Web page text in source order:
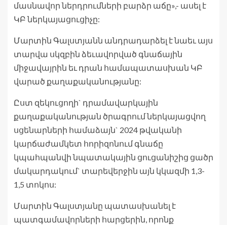
մասնավոր ներդրումների բարձր աճը»,- ասել է
ԿԲ ներկայացուցիչը:
Մարտին Գալստյանն անդրադարձել է նաեւ այս
տարվա սկզբին ձեւավորված գնաճային
միջավայրին եւ դրան համապատասխան ԿԲ
վարած քաղաքականությանը:
Ըստ զեկուցողի` դրամավարկային
քաղաքականության ծրագրում ներկայացվող
սցենարների համաձայն` 2024 թվականի
կարճաժամկետ հորիզոնում գնաճը
կպահպանվի նպատակային ցուցանիշից ցածր
մակարդակում` տարեվերջին այն կկազմի 1,3-
1,5 տոկոս:
Մարտին Գալստյանը պատասխանել է
պատգամավորների հարցերին, որոնք